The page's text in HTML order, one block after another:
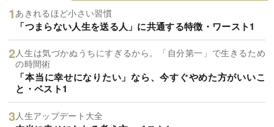
あきれるほど小さい習慣
「つまらない人生を送る人」に共通する特徴・ワースト1
人生は気づかぬうちにすぎるから。「自分第一」で生きるため
の時間術
「本当に幸せになりたい」なら、今すぐやめた方がいいこ
と・ベスト1
人生アップデート大全